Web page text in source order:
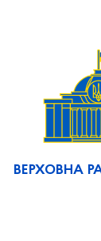
ВЕРХОВНА